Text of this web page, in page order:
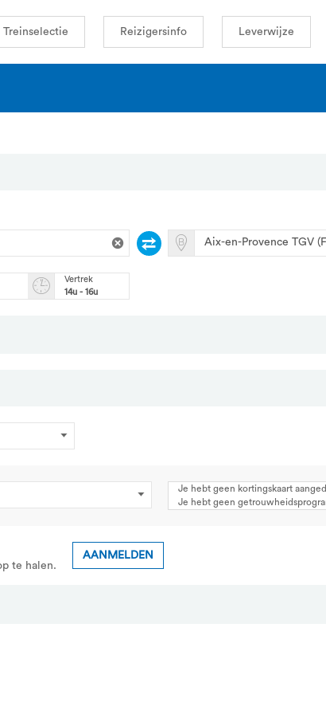
Treinselectie Reizigersinfo Leverwijze
Vertrek
14u - 16u
Je hebt geen kortingskaart
Je hebt geen
te halen.
AANMELDEN